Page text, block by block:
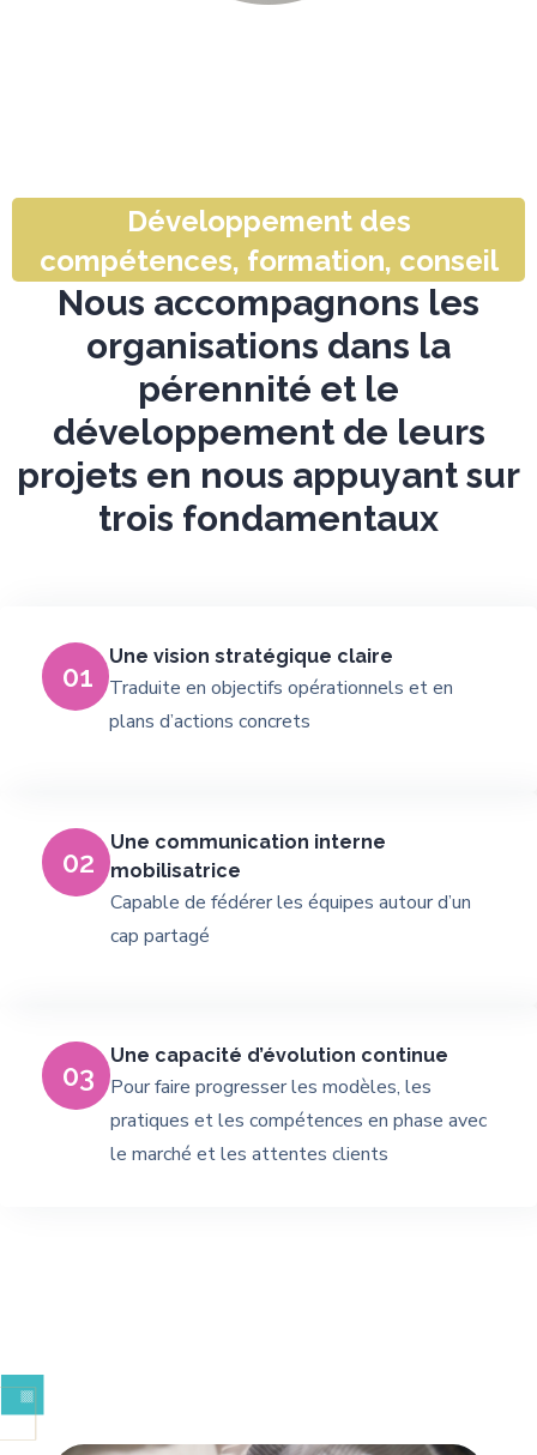
Développement des
compétences, formation, conseil
Nous accompagnons les
organisations dans la
pérennité et le
développement de leurs
projets en nous appuyant sur
trois fondamentaux
01
Une vision stratégique claire
Traduite en objectifs opérationnels et en
plans d’actions concrets
02
Une communication interne
mobilisatrice
Capable de fédérer les équipes autour d’un
cap partagé
03
Une capacité d’évolution continue
Pour faire progresser les modèles, les
pratiques et les compétences en phase avec
le marché et les attentes clients